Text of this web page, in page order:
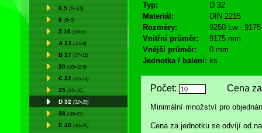
6,5 (6×3,5)
8 (8×5)
Z 10 (10×6)
A 13 (13×8)
B 17 (17×11)
20 (20×12,5)
C 22 (22×14)
25 (25×16)
D 32 (32×20)
38 (38×25)
E 40 (40×25)
Typ:
D 32
Materiál:
DIN 2215
Rozměry:
9250 Lw -
Vnitřní průměr:
9175 mm
Vnější průměr:
0 mm
Jednotka / balení: ks
Počet: Cena za
Minimální množství pro
Cena za jednotku se odvíjí od